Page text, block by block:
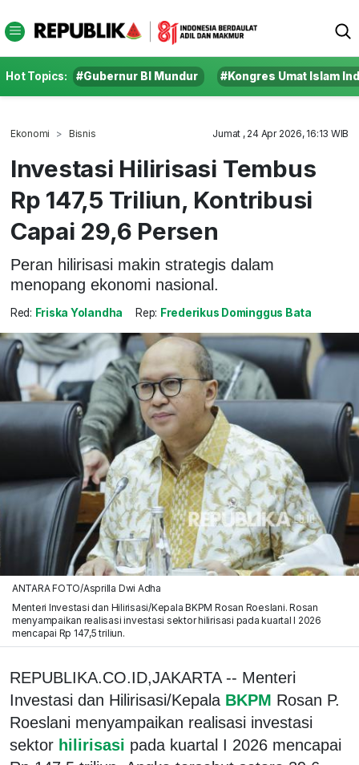
Hot Topics: #Gubernur BI Mundur #Kongres Umat Islam
Ekonomi Bisnis Jumat , 24 Apr 2026, 16:13 WIB
Investasi Hilirisasi Tembus
Rp 147,5 Triliun, Kontribusi
Capai 29,6 Persen
Peran hilirisasi makin strategis dalam
menopang ekonomi nasional.
Red: Friska Yolandha Rep: Frederikus Dominggus Bata
ANTARA FOTO/Asprilla Dwi Adha
Menteri Investasi dan Hilirisasi/Kepala BKPM Rosan Roeslani. Rosan
menyampaikan realisasi investasi sektor hilirisasi pada kuartal I 2026
mencapai Rp 147,5 triliun.
REPUBLIKA.CO.ID,JAKARTA -- Menteri
Investasi dan Hilirisasi/Kepala BKPM Rosan P.
Roeslani menyampaikan realisasi investasi
sektor hilirisasi pada kuartal I 2026 mencapai